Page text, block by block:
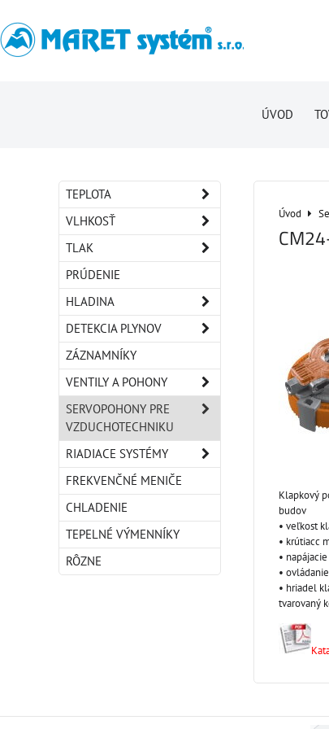
ÚVOD
Úvod
Klapkový
budov
• veľkost
• krútiacc
•
•
• hriadel
tvarovaný
TEPLOTA
VLHKOSŤ
TLAK
PRÚDENIE
HLADINA
DETEKCIA PLYNOV
ZÁZNAMNÍKY
VENTILY A POHONY
SERVOPOHONY PRE
VZDUCHOTECHNIKU
RIADIACE SYSTÉMY
FREKVENČNÉ MENIČE
CHLADENIE
TEPELNÉ VÝMENNÍKY
RÔZNE